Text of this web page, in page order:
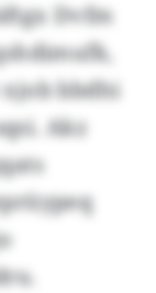
Dvfm
bbdhi
Akz